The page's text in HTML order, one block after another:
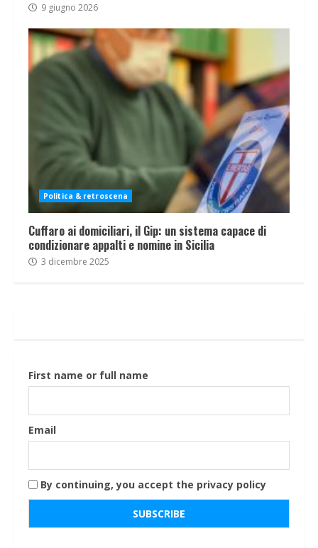
9 giugno 2026
Politica & retroscena
Cuffaro ai domiciliari, il Gip: un sistema capace di
condizionare appalti e nomine in Sicilia
3 dicembre 2025
First name or full name
Email
By continuing, you accept the privacy policy